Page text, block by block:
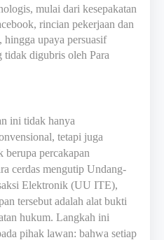
mulai dari kesepakatan
rincian pekerjaan dan
upaya persuasif
tidak digubris oleh Para
ini tidak hanya
tetapi juga
percakapan
cerdas mengutip Undang-
Elektronik (UU ITE),
tersebut adalah alat bukti
hukum. Langkah ini
pihak lawan: bahwa setiap